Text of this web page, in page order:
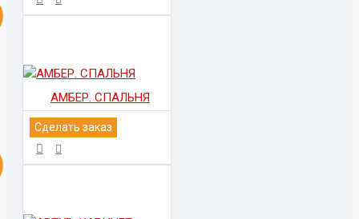
АМБЕР. СПАЛЬНЯ
Сделать заказ